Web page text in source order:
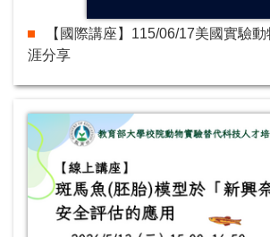
【國際講座】115/06/17美國實驗
涯分享